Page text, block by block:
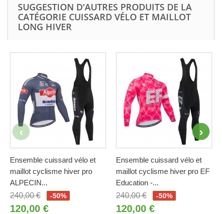
SUGGESTION D'AUTRES PRODUITS DE LA
CATÉGORIE CUISSARD VÉLO ET MAILLOT
LONG HIVER
Ensemble cuissard vélo et
maillot cyclisme hiver pro
ALPECIN...
240,00 €
-50%
120,00 €
Ensemble cuissard vélo et
maillot cyclisme hiver pro EF
Education -...
240,00 €
-50%
120,00 €